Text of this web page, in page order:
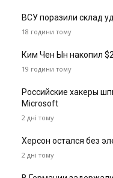
ВСУ поразили склад
18 години тому
Ким Чен Ын накопил
19 години тому
Российские хакеры
Microsoft
2 дні тому
Херсон остался без
2 дні тому